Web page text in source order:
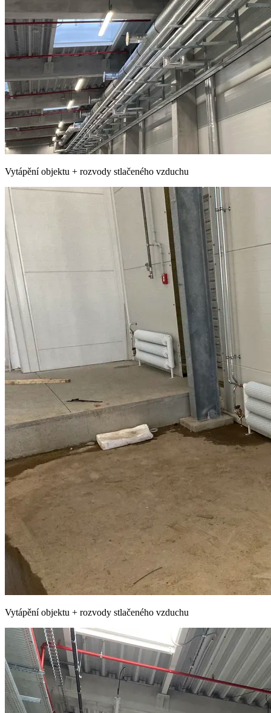
Vytápění objektu + rozvody stlačeného vzduchu
Vytápění objektu + rozvody stlačeného vzduchu